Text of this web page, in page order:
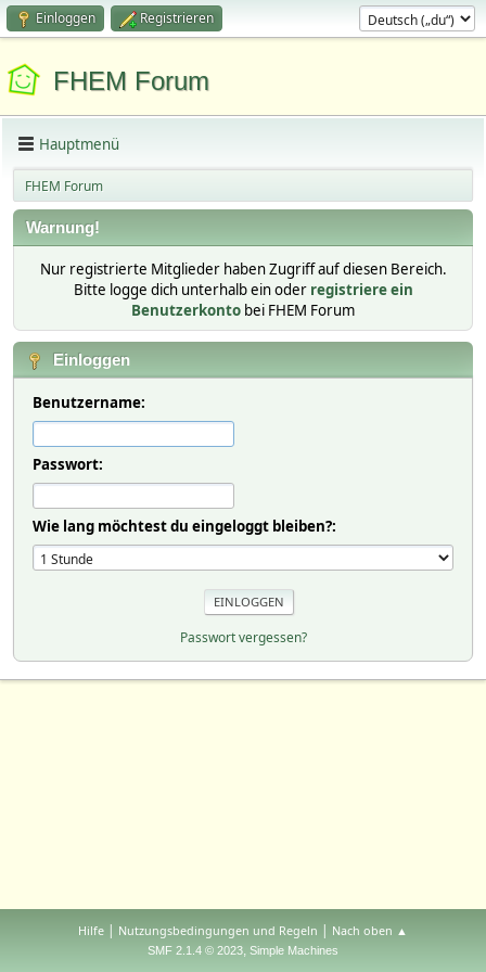
Einloggen Registrieren
FHEM Forum
Hauptmenü
FHEM Forum
Warnung!
Nur registrierte Mitglieder haben Zugriff auf diesen Bereich.
Bitte logge dich unterhalb ein oder registriere ein
Benutzerkonto bei FHEM Forum
Einloggen
Benutzername:
Passwort:
Wie lang möchtest du eingeloggt bleiben?:
Passwort vergessen?
Hilfe | Nutzungsbedingungen und Regeln | Nach oben ▲
SMF 2.1.4 © 2023, Simple Machines